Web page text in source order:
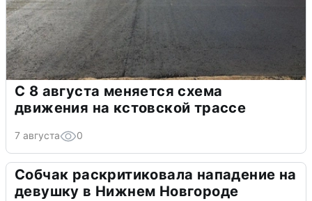
С 8 августа меняется схема
движения на кстовской трассе
7 августа 0
Собчак раскритиковала нападение на
девушку в Нижнем Новгороде